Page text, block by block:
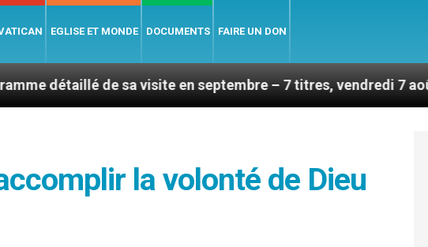
EGLISE ET MONDE DOCUMENTS FAIRE UN DON
sa visite en septembre – 7 titres, vendredi 7 août 2026
la volonté de Dieu